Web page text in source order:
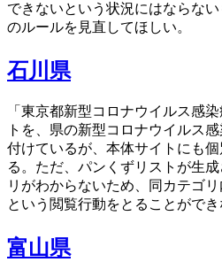
できないという状況にはならな
のルールを見直してほしい。
石川県
「東京都新型コロナウイルス感
トを、県の新型コロナウイルス
付けているが、本体サイトにも
る。ただ、パンくずリストが生
リがわからないため、同カテゴ
という閲覧行動をとることができ
富山県